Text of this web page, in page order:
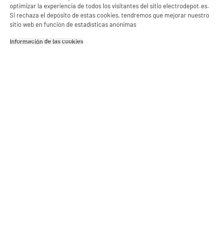
optimizar la experiencia de todos los visitantes del sitio electrodepot.es.
Si rechaza el depósito de estas cookies, tendremos que mejorar nuestro
sitio web en función de estadísticas anónimas
Información de las cookies‎